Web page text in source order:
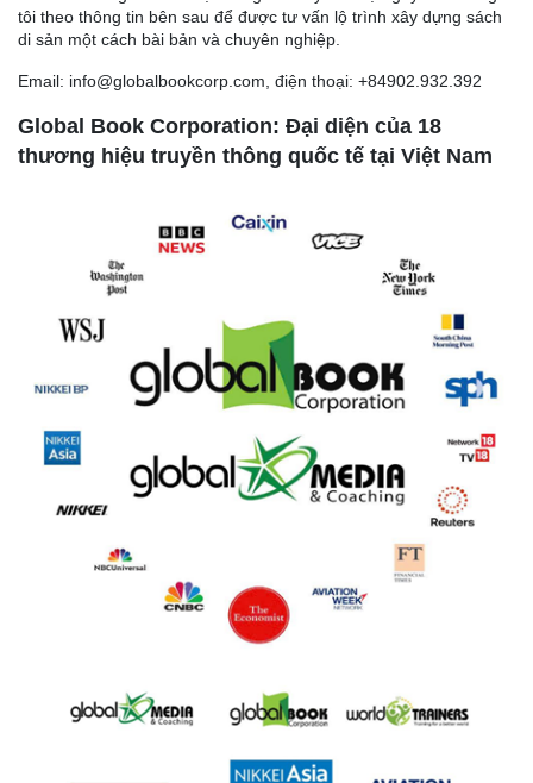
tôi theo thông tin bên sau để được tư vấn lộ trình xây dựng sách
di sản một cách bài bản và chuyên nghiệp.
Email: info@globalbookcorp.com, điện thoại: +84902.932.392
Global Book Corporation: Đại diện của 18
thương hiệu truyền thông quốc tế tại Việt Nam